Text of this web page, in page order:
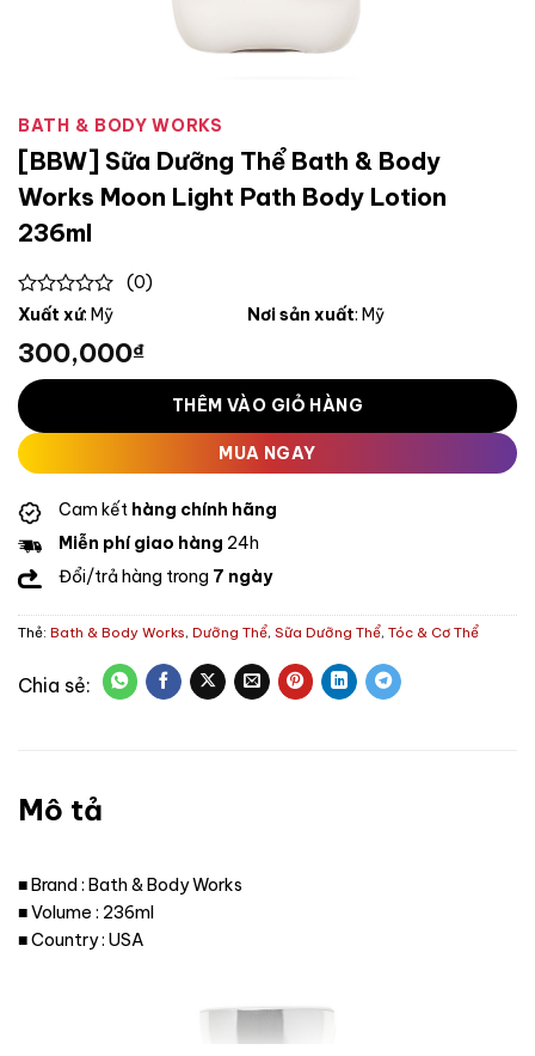
BATH & BODY WORKS
[BBW] Sữa Dưỡng Thể Bath & Body
Works Moon Light Path Body Lotion
236ml
0
of
5
(0)
Xuất xứ: Mỹ Nơi sản xuất: Mỹ
300,000₫
THÊM VÀO GIỎ HÀNG
MUA NGAY
Cam kết hàng chính hãng
Miễn phí giao hàng 24h
Đổi/trả hàng trong 7 ngày
Thẻ: Bath & Body Works, Dưỡng Thể, Sữa Dưỡng Thể, Tóc & Cơ Thể
Mô tả
■ Brand : Bath & Body Works
■ Volume : 236ml
■ Country : USA